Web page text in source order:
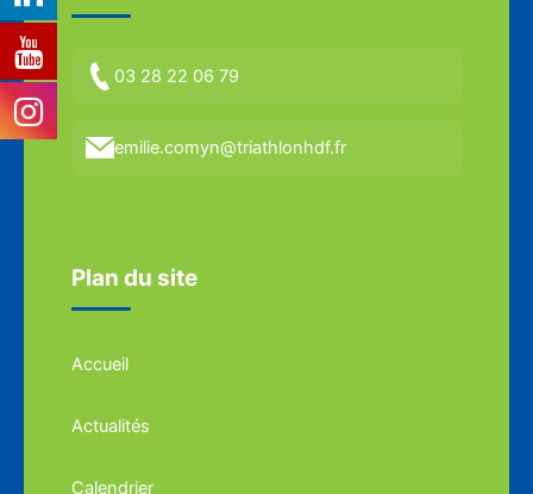
03 28 22 06 79
emilie.comyn@triathlonhdf.fr
Plan du site
Accueil
Actualités
Calendrier